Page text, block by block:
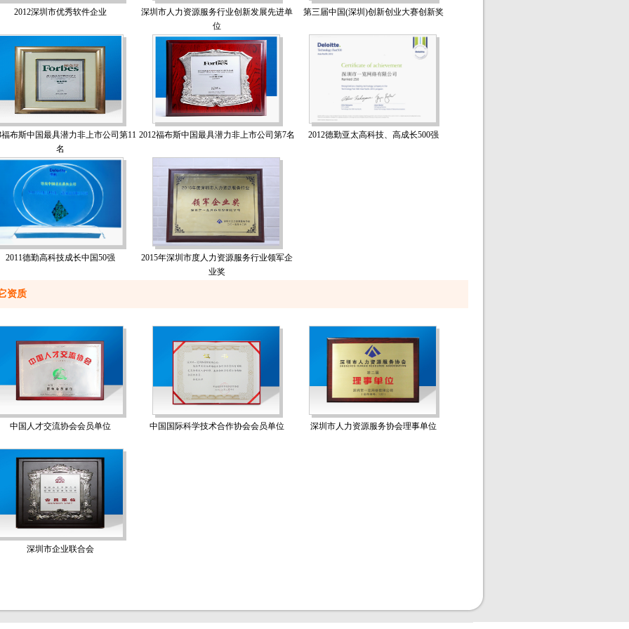
2012深圳市优秀软件企业
深圳市人力资源服务行业创新发展先进单
位
第三届中国(深圳)创新创业大赛创新奖
福布斯中国最具潜力非上市公司第11
名
2012福布斯中国最具潜力非上市公司第7名 2012德勤亚太高科技、高成长500强
2011德勤高科技成长中国50强
2015年深圳市度人力资源服务行业领军企
业奖
资质
中国人才交流协会会员单位 中国国际科学技术合作协会会员单位 深圳市人力资源服务协会理事单位
深圳市企业联合会